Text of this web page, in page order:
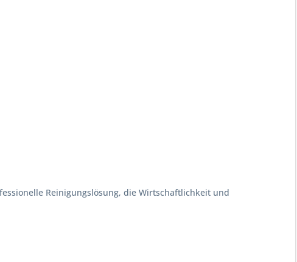
Reinigungslösung, die Wirtschaftlichkeit und